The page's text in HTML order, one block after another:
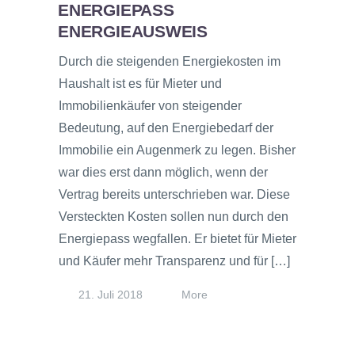
ENERGIEPASS
ENERGIEAUSWEIS
Durch die steigenden Energiekosten im
Haushalt ist es für Mieter und
Immobilienkäufer von steigender
Bedeutung, auf den Energiebedarf der
Immobilie ein Augenmerk zu legen. Bisher
war dies erst dann möglich, wenn der
Vertrag bereits unterschrieben war. Diese
Versteckten Kosten sollen nun durch den
Energiepass wegfallen. Er bietet für Mieter
und Käufer mehr Transparenz und für […]
21. Juli 2018 More